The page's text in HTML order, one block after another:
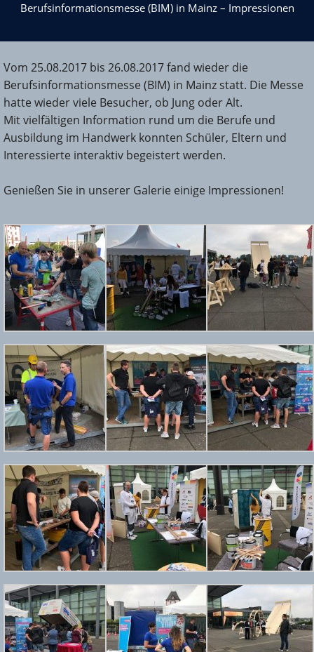
Berufsinformationsmesse (BIM) in Mainz – Impressionen
Vom 25.08.2017 bis 26.08.2017 fand wieder die
Berufsinformationsmesse (BIM) in Mainz statt. Die Messe
hatte wieder viele Besucher, ob Jung oder Alt.
Mit vielfältigen Information rund um die Berufe und
Ausbildung im Handwerk konnten Schüler, Eltern und
Interessierte interaktiv begeistert werden.
Genießen Sie in unserer Galerie einige Impressionen!